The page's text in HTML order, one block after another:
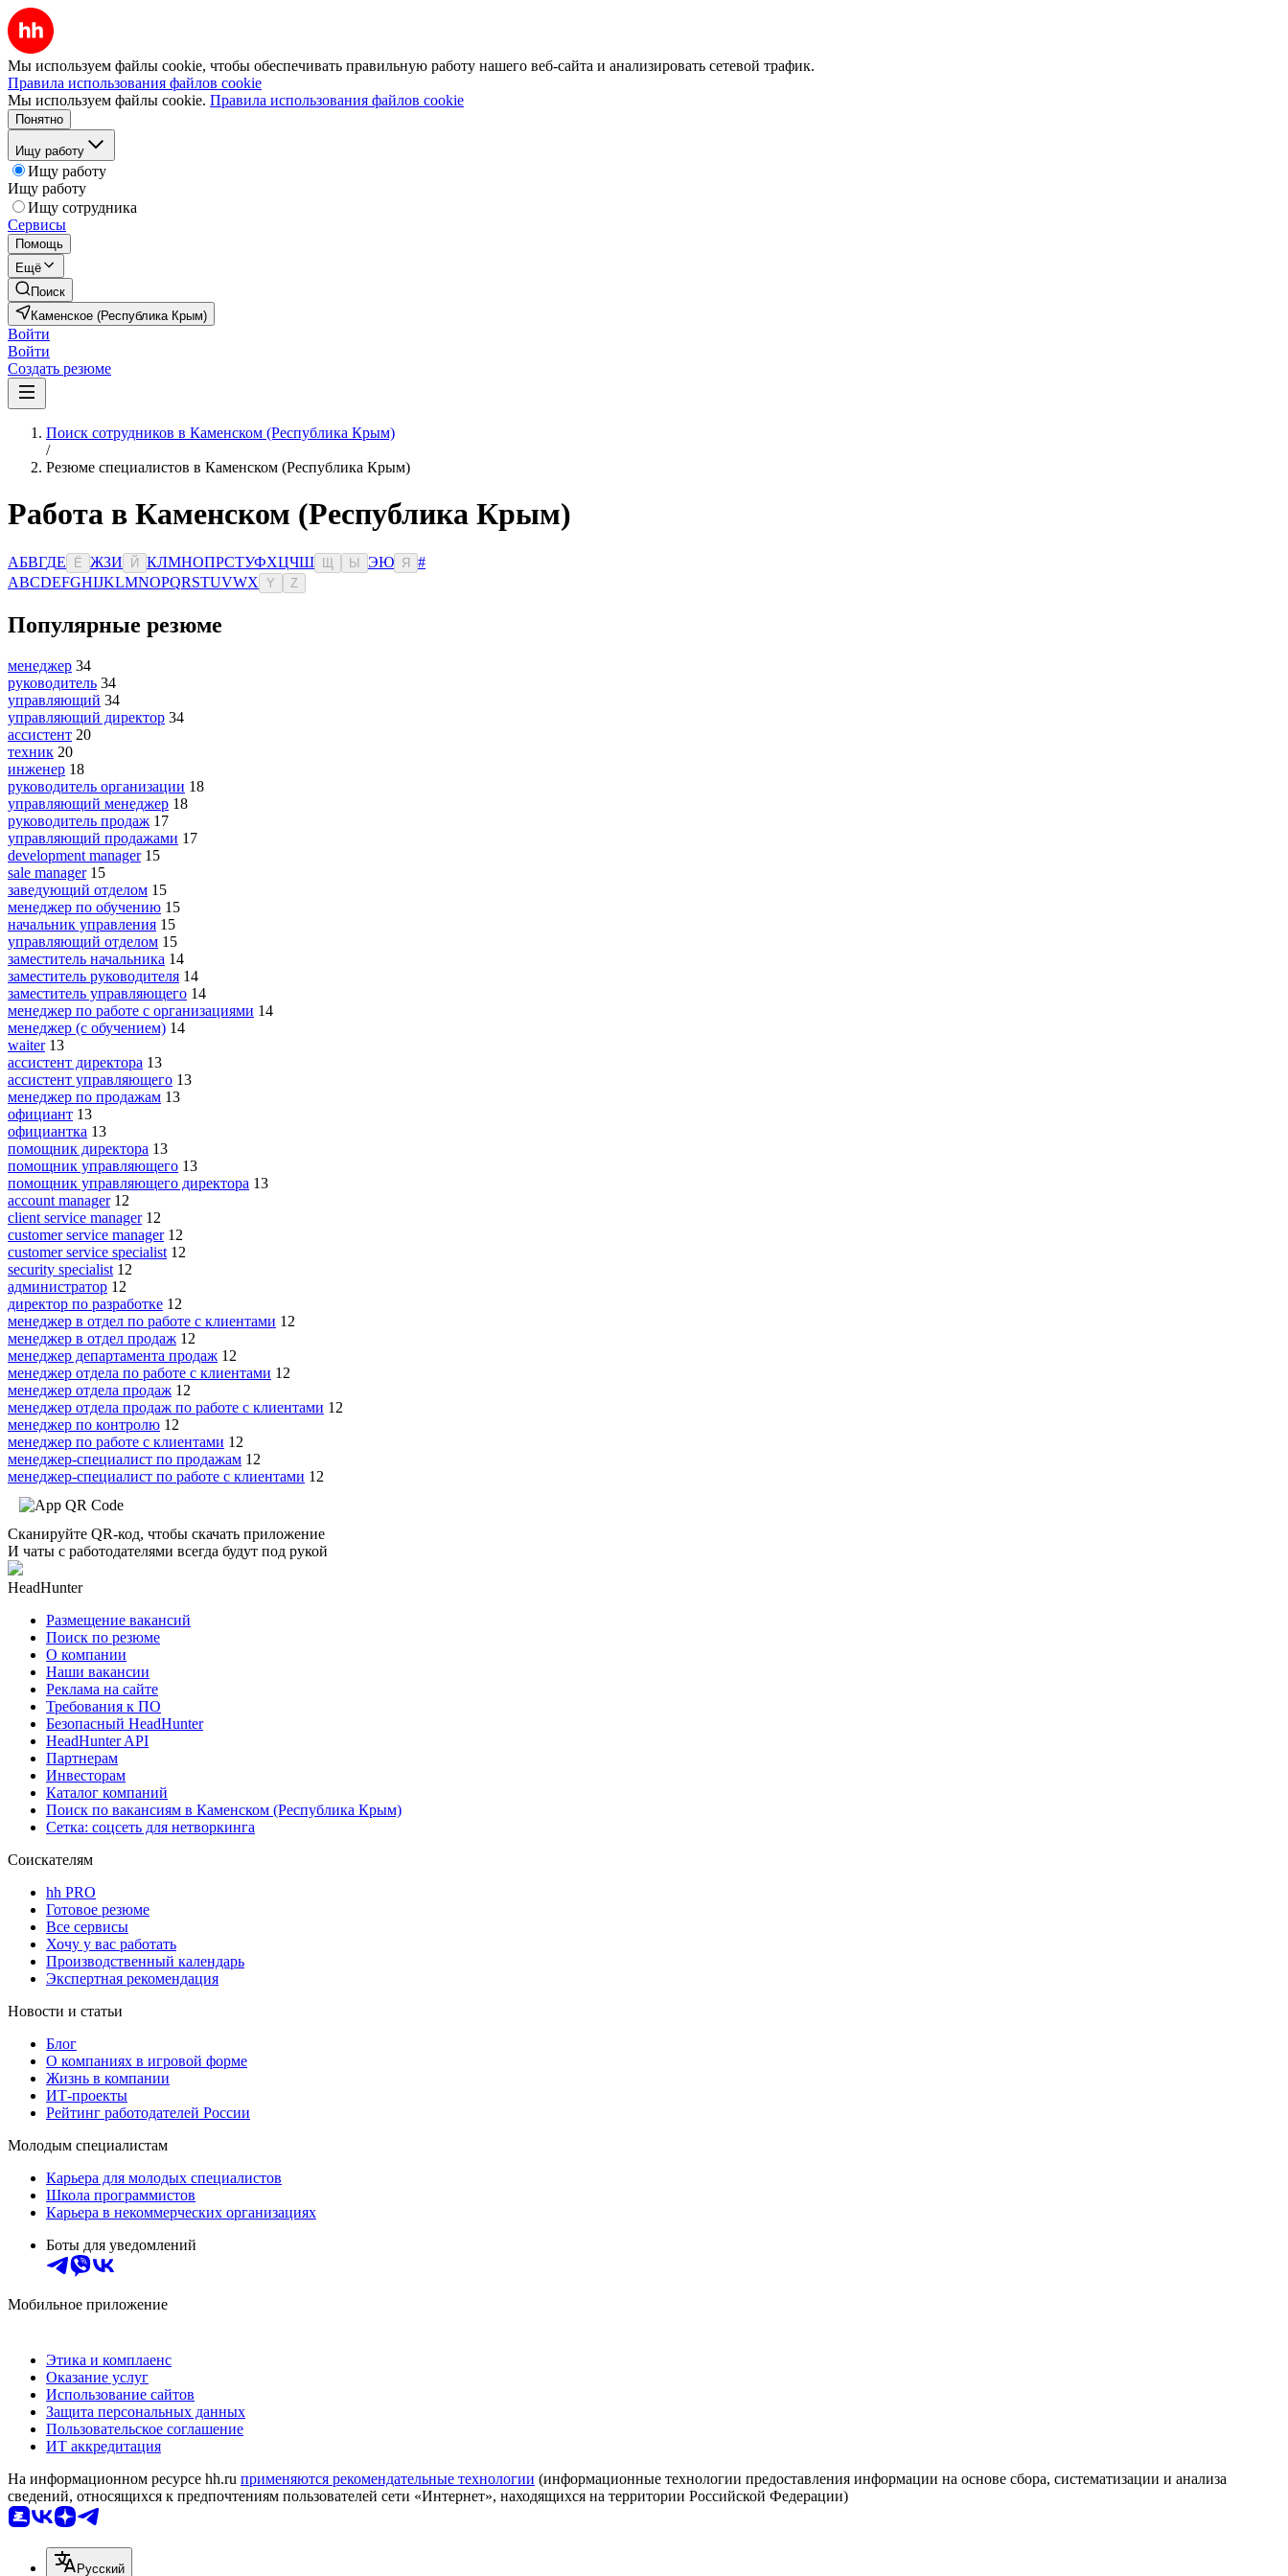
Мы используем файлы cookie, чтобы обеспечивать правильную работу нашего веб-сайта и анализировать сетевой трафик.
Правила использования файлов cookie
Мы используем файлы cookie. Правила использования файлов cookie
Понятно
Ищу работу
Ищу работу
Ищу работу
Ищу сотрудника
Сервисы
Помощь
Ещё
Поиск
Каменское (Республика Крым)
Войти
Войти
Создать резюме
Поиск сотрудников в Каменском (Республика Крым)
/
Резюме специалистов в Каменском (Республика Крым)
Работа в Каменском (Республика Крым)
АБВГДЕ Ё ЖЗИ Й КЛМНОПРСТУФХЦЧШ Ы ЭЮ Я
#
ABCDEFGHIJKLMNOPQRSTUVWX Y Z
Популярные резюме
менеджер 34
руководитель 34
управляющий 34
управляющий директор 34
ассистент 20
техник 20
инженер 18
руководитель организации 18
управляющий менеджер 18
руководитель продаж 17
управляющий продажами 17
development manager 15
sale manager 15
заведующий отделом 15
менеджер по обучению 15
начальник управления 15
управляющий отделом 15
заместитель начальника 14
заместитель руководителя 14
заместитель управляющего 14
менеджер по работе с организациями 14
менеджер (с обучением) 14
waiter 13
ассистент директора 13
ассистент управляющего 13
менеджер по продажам 13
официант 13
официантка 13
помощник директора 13
помощник управляющего 13
помощник управляющего директора 13
account manager 12
client service manager 12
customer service manager 12
customer service specialist 12
security specialist 12
администратор 12
директор по разработке 12
менеджер в отдел по работе с клиентами 12
менеджер в отдел продаж 12
менеджер департамента продаж 12
менеджер отдела по работе с клиентами 12
менеджер отдела продаж 12
менеджер отдела продаж по работе с клиентами 12
менеджер по контролю 12
менеджер по работе с клиентами 12
менеджер-специалист по продажам 12
менеджер-специалист по работе с клиентами 12
Сканируйте QR-код, чтобы скачать приложение
И чаты с работодателями всегда будут под рукой
HeadHunter
Размещение вакансий
Поиск по резюме
О компании
Наши вакансии
Реклама на сайте
Требования к ПО
Безопасный HeadHunter
HeadHunter API
Партнерам
Инвесторам
Каталог компаний
Поиск по вакансиям в Каменском (Республика Крым)
Сетка: соцсеть для нетворкинга
Соискателям
hh PRO
Готовое резюме
Все сервисы
Хочу у вас работать
Производственный календарь
Экспертная рекомендация
Новости и статьи
Блог
О компаниях в игровой форме
Жизнь в компании
ИТ-проекты
Рейтинг работодателей России
Молодым специалистам
Карьера для молодых специалистов
Школа программистов
Карьера в некоммерческих организациях
Боты для уведомлений
Мобильное приложение
Этика и комплаенс
Оказание услуг
Использование сайтов
Защита персональных данных
Пользовательское соглашение
ИТ аккредитация
На информационном ресурсе hh.ru применяются рекомендательные технологии (информационные технологии предоставления информации на основе сбора, систематизации и анализа
сведений, относящихся к предпочтениям пользователей сети «Интернет», находящихся на территории Российской Федерации)
Русский